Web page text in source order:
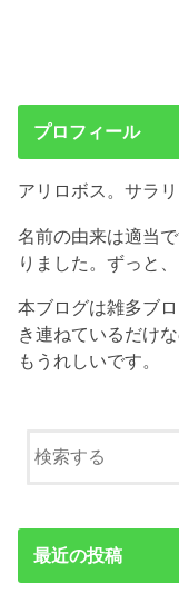
プロフィール
アリロボス。サラリ
名前の由来は適当
りました。ずっと
本ブログは雑多ブ
き連ねているだけ
もうれしいです。
最近の投稿